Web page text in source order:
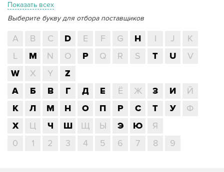
Показать всех
Выберите букву для отбора поставщиков
A B C D E F G H I J
K
L
M N O P Q R S T U
V
W
X Y
Z
А
Б В Г Д Е Ё Ж З И
Й
К
Л М Н О П Р С Т У
Ф
Х
Ц Ч Ш Щ Ы Э Ю
Я
0
1 2 3 4 5 6 7 8 9